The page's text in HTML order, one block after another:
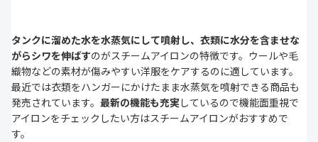
タンクに溜めた水を水蒸気にして噴射し、衣類に水分を含ませな
がらシワを伸ばすのがスチームアイロンの特徴です。ウールや毛
織物などの素材が傷みやすい洋服をケアするのに適しています。
最近では衣類をハンガーにかけたまま水蒸気を噴射できる商品も
発売されています。 最新の機能も充実しているので機能面重視で
アイロンをチェックしたい方はスチームアイロンがおすすめで
す。